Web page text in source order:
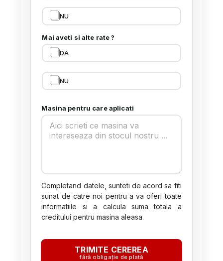
NU
Mai aveti si alte rate ?
DA
NU
Masina pentru care aplicati
Completand datele, sunteti de acord sa fiti
sunat de catre noi pentru a va oferi toate
informatiile si a calcula suma totala a
creditului pentru masina aleasa.
TRIMITE CEREREA
fără obligație de plată